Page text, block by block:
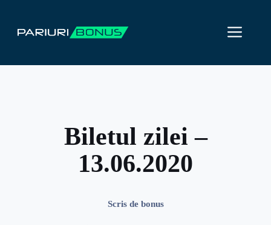
conținut
Biletul zilei –
13.06.2020
Scris de bonus